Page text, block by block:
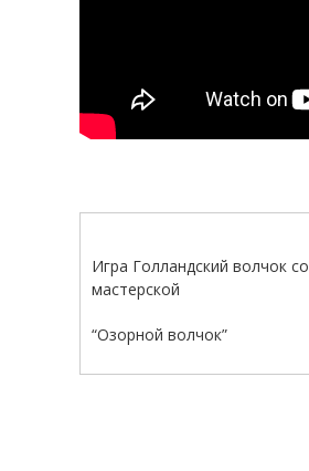
Игра Голландский волчок
мастерской
“Озорной волчок”